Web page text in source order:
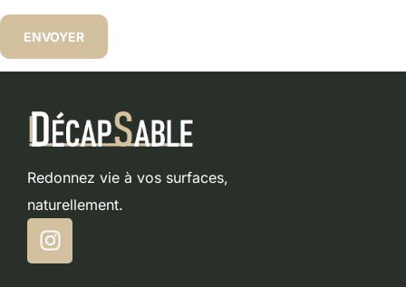
Redonnez vie à vos surfaces,
naturellement.